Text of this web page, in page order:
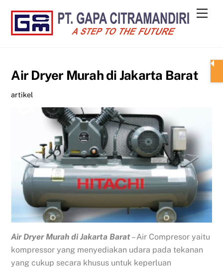
content
Air Dryer Murah di Jakarta Barat
artikel
Air Dryer Murah di Jakarta Barat– Air Compresor yaitu
kompressor yang menyediakan udara pada tekanan
yang cukup secara khusus untuk keperluan